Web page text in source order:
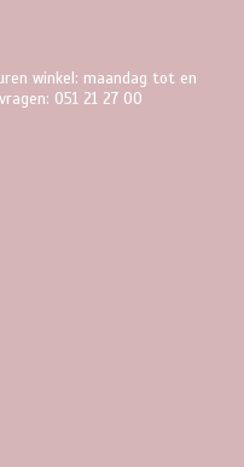
winkel: maandag tot en
051 21 27 00